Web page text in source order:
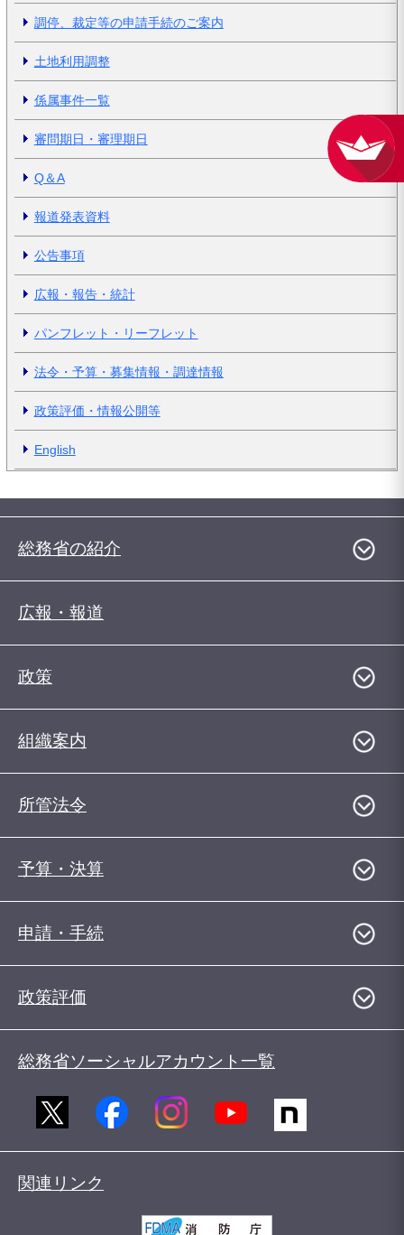
調停、裁定等の申請手続のご案内
土地利用調整
係属事件一覧
審問期日・審理期日
Q＆A
報道発表資料
公告事項
広報・報告・統計
パンフレット・リーフレット
法令・予算・募集情報・調達情報
政策評価・情報公開等
English
総務省の紹介
広報・報道
政策
組織案内
所管法令
予算・決算
申請・手続
政策評価
総務省ソーシャルアカウント一覧
関連リンク